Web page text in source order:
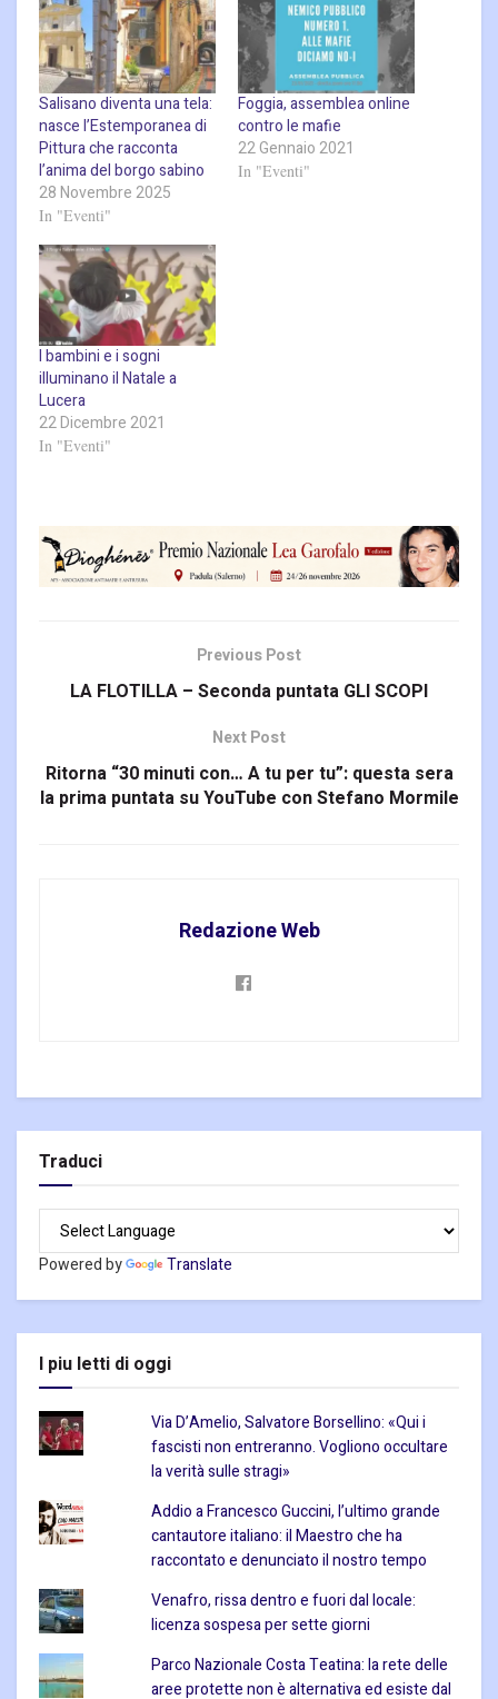
Salisano diventa una tela:
nasce l’Estemporanea di
Pittura che racconta
l’anima del borgo sabino
28 Novembre 2025
In "Eventi"
Foggia, assemblea online
contro le mafie
22 Gennaio 2021
In "Eventi"
I bambini e i sogni
illuminano il Natale a
Lucera
22 Dicembre 2021
In "Eventi"
Previous Post
LA FLOTILLA – Seconda puntata GLI SCOPI
Next Post
Ritorna “30 minuti con… A tu per tu”: questa sera
la prima puntata su YouTube con Stefano Mormile
Redazione Web
Traduci
Powered by Translate
I piu letti di oggi
Via D’Amelio, Salvatore Borsellino: «Qui i
fascisti non entreranno. Vogliono occultare
la verità sulle stragi»
Addio a Francesco Guccini, l’ultimo grande
cantautore italiano: il Maestro che ha
raccontato e denunciato il nostro tempo
Venafro, rissa dentro e fuori dal locale:
licenza sospesa per sette giorni
Parco Nazionale Costa Teatina: la rete delle
aree protette non è alternativa ed esiste dal